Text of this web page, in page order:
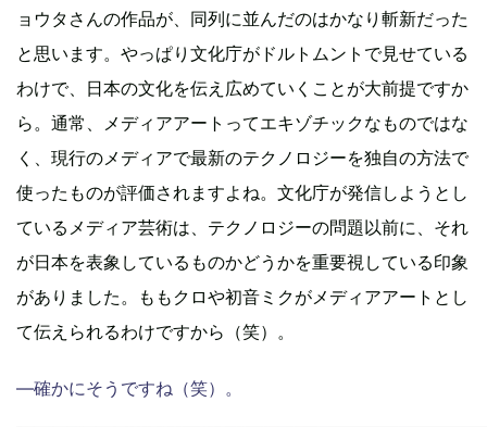
ョウタさんの作品が、同列に並んだのはかなり斬新だった
と思います。やっぱり文化庁がドルトムントで見せている
わけで、日本の文化を伝え広めていくことが大前提ですか
ら。通常、メディアアートってエキゾチックなものではな
く、現行のメディアで最新のテクノロジーを独自の方法で
使ったものが評価されますよね。文化庁が発信しようとし
ているメディア芸術は、テクノロジーの問題以前に、それ
が日本を表象しているものかどうかを重要視している印象
がありました。ももクロや初音ミクがメディアアートとし
て伝えられるわけですから（笑）。
―確かにそうですね（笑）。